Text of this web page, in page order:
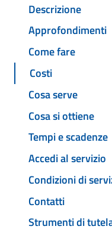
Descrizione
Approfondimenti
Come fare
Costi
Cosa serve
Cosa si ottiene
Tempi e scadenze
Accedi al servizio
Condizioni di
Contatti
Strumenti di